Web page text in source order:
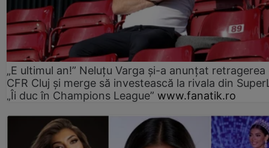
„E ultimul an!” Neluțu Varga și-a anunțat retragerea
CFR Cluj și merge să investească la rivala din
„Îi duc în Champions League” www.fanatik.ro